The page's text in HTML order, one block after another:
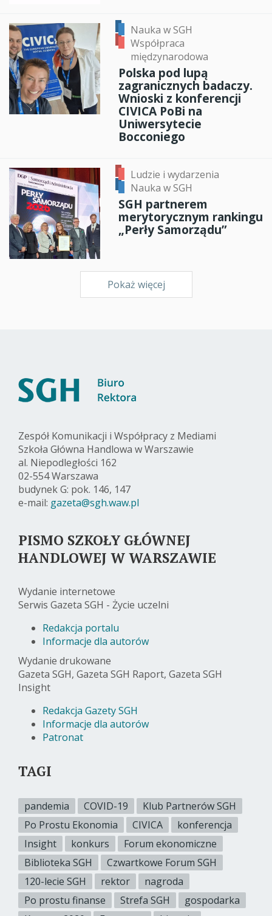
Nauka w SGH
Współpraca
międzynarodowa
Polska pod lupą
zagranicznych badaczy.
Wnioski z konferencji
CIVICA PoBi na
Uniwersytecie
Bocconiego
Ludzie i wydarzenia
Nauka w SGH
SGH partnerem
merytorycznym rankingu
„Perły Samorządu”
Pokaż więcej
Zespół Komunikacji i Współpracy z Mediami
Szkoła Główna Handlowa w Warszawie
al. Niepodległości 162
02-554 Warszawa
budynek G: pok. 146, 147
e-mail: gazeta@sgh.waw.pl
PISMO SZKOŁY GŁÓWNEJ
HANDLOWEJ W WARSZAWIE
Wydanie internetowe
Serwis Gazeta SGH - Życie uczelni
Redakcja portalu
Informacje dla autorów
Wydanie drukowane
Gazeta SGH, Gazeta SGH Raport, Gazeta SGH
Insight
Redakcja Gazety SGH
Informacje dla autorów
Patronat
TAGI
pandemia COVID-19
Klub Partnerów SGH
Po Prostu Ekonomia
CIVICA
konferencja
Insight
konkurs
Forum ekonomiczne
Biblioteka SGH
Czwartkowe Forum SGH
120-lecie SGH
rektor
nagroda
Po prostu finanse
Strefa SGH
gospodarka